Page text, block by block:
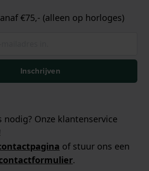
€75,- (alleen op horloges)
Inschrijven
nodig? Onze klantenservice
of stuur ons een
.